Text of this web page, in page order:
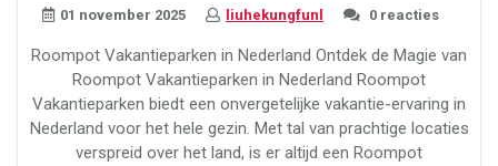
01 november 2025 liuhekungfunl 0 reacties
Roompot Vakantieparken in Nederland Ontdek de Magie van
Roompot Vakantieparken in Nederland Roompot
Vakantieparken biedt een onvergetelijke vakantie-ervaring in
Nederland voor het hele gezin. Met tal van prachtige locaties
verspreid over het land, is er altijd een Roompot